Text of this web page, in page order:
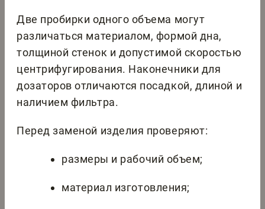
Две пробирки одного объема могут
различаться материалом, формой дна,
толщиной стенок и допустимой скоростью
центрифугирования. Наконечники для
дозаторов отличаются посадкой, длиной и
наличием фильтра.
Перед заменой изделия проверяют:
размеры и рабочий объем;
материал изготовления;